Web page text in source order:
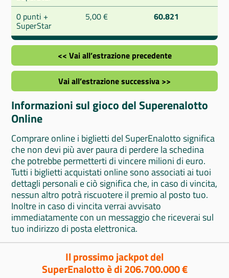
0 punti +
SuperStar
5,00 € 60.821
<< Vai all’estrazione precedente
Vai all’estrazione successiva >>
Informazioni sul gioco del Superenalotto
Online
Comprare online i biglietti del SuperEnalotto significa
che non devi più aver paura di perdere la schedina
che potrebbe permetterti di vincere milioni di euro.
Tutti i biglietti acquistati online sono associati ai tuoi
dettagli personali e ciò significa che, in caso di vincita,
nessun altro potrà riscuotere il premio al posto tuo.
Inoltre in caso di vincita verrai avvisato
immediatamente con un messaggio che riceverai sul
tuo indirizzo di posta elettronica.
Il prossimo jackpot del
SuperEnalotto è di 206.700.000 €